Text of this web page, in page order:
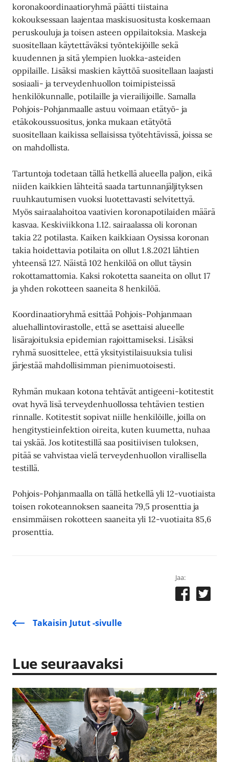
koronakoordinaatioryhmä päätti tiistaina
kokouksessaan laajentaa maskisuositusta koskemaan
peruskouluja ja toisen asteen oppilaitoksia. Maskeja
suositellaan käytettäväksi työntekijöille sekä
kuudennen ja sitä ylempien luokka-asteiden
oppilaille. Lisäksi maskien käyttöä suositellaan laajasti
sosiaali- ja terveydenhuollon toimipisteissä
henkilökunnalle, potilaille ja vierailijoille. Samalla
Pohjois-Pohjanmaalle astuu voimaan etätyö- ja
etäkokoussuositus, jonka mukaan etätyötä
suositellaan kaikissa sellaisissa työtehtävissä, joissa se
on mahdollista.
Tartuntoja todetaan tällä hetkellä alueella paljon, eikä
niiden kaikkien lähteitä saada tartunnanjäljityksen
ruuhkautumisen vuoksi luotettavasti selvitettyä.
Myös sairaalahoitoa vaativien koronapotilaiden määrä
kasvaa. Keskiviikkona 1.12. sairaalassa oli koronan
takia 22 potilasta. Kaiken kaikkiaan Oysissa koronan
takia hoidettavia potilaita on ollut 1.8.2021 lähtien
yhteensä 127. Näistä 102 henkilöä on ollut täysin
rokottamattomia. Kaksi rokotetta saaneita on ollut 17
ja yhden rokotteen saaneita 8 henkilöä.
Koordinaatioryhmä esittää Pohjois-Pohjanmaan
aluehallintovirastolle, että se asettaisi alueelle
lisärajoituksia epidemian rajoittamiseksi. Lisäksi
ryhmä suosittelee, että yksityistilaisuuksia tulisi
järjestää mahdollisimman pienimuotoisesti.
Ryhmän mukaan kotona tehtävät antigeeni-kotitestit
ovat hyvä lisä terveydenhuollossa tehtävien testien
rinnalle. Kotitestit sopivat niille henkilöille, joilla on
hengitystieinfektion oireita, kuten kuumetta, nuhaa
tai yskää. Jos kotitestillä saa positiivisen tuloksen,
pitää se vahvistaa vielä terveydenhuollon virallisella
testillä.
Pohjois-Pohjanmaalla on tällä hetkellä yli 12-vuotiaista
toisen rokoteannoksen saaneita 79,5 prosenttia ja
ensimmäisen rokotteen saaneita yli 12-vuotiaita 85,6
prosenttia.
Jaa:
Takaisin Jutut -sivulle
Lue seuraavaksi